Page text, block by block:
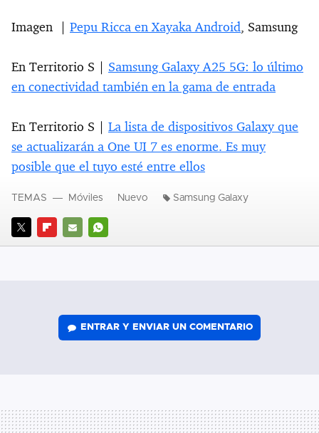
Imagen | Pepu Ricca en Xayaka Android, Samsung
En Territorio S | Samsung Galaxy A25 5G: lo último
en conectividad también en la gama de entrada
En Territorio S | La lista de dispositivos Galaxy que
se actualizarán a One UI 7 es enorme. Es muy
posible que el tuyo esté entre ellos
TWITTERFLIPBOARD
E- WHATSAPP
TEMAS Móviles Nuevo Samsung Galaxy
ENTRAR Y ENVIAR UN COMENTARIO